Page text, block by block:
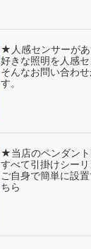
★人感センサーがあ
好きな照明を人感
そんなお問い合わ
す。
★当店のペンダン
すべて引掛けシーリ
ご自身で簡単に設
ちら